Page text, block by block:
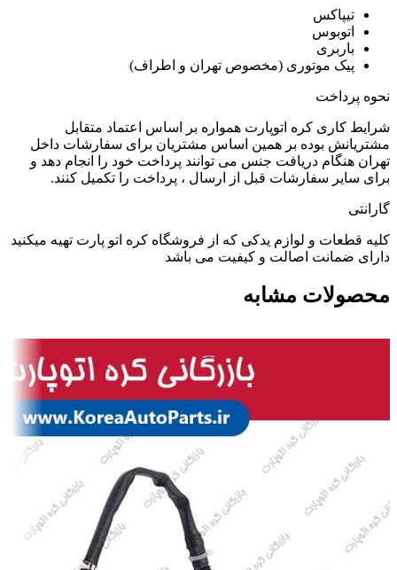
تیپاکس
اتوبوس
باربری
پیک موتوری (مخصوص تهران و اطراف)
نحوه پرداخت
شرایط کاری کره اتوپارت همواره بر اساس اعتماد متقابل
مشتریانش بوده بر همین اساس مشتریان برای سفارشات داخل
تهران هنگام دریافت جنس می توانند پرداخت خود را انجام دهد و
برای سایر سفارشات قبل از ارسال ، پرداخت را تکمیل کنند.
گارانتی
کلیه قطعات و لوازم یدکی که از فروشگاه کره اتو پارت تهیه میکنید
دارای ضمانت اصالت و کیفیت می باشد
محصولات مشابه